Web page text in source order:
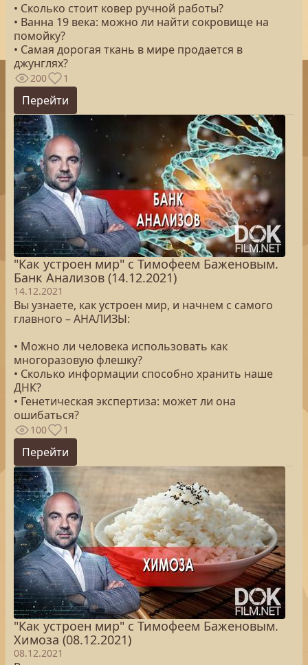
• Сколько стоит ковер ручной работы?
• Ванна 19 века: можно ли найти сокровище на
помойку?
• Самая дорогая ткань в мире продается в
джунглях?
200 1
Перейти
"Как устроен мир" с Тимофеем Баженовым.
Банк Анализов (14.12.2021)
14.12.2021
Вы узнаете, как устроен мир, и начнем с самого
главного – АНАЛИЗЫ:
• Можно ли человека использовать как
многоразовую флешку?
• Сколько информации способно хранить наше
ДНК?
• Генетическая экспертиза: может ли она
ошибаться?
100 1
Перейти
"Как устроен мир" с Тимофеем Баженовым.
Химоза (08.12.2021)
08.12.2021